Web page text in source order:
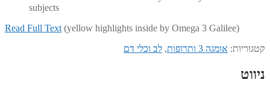
subjects
Read Full Text (yellow highlights inside by Omega 3 Galilee)
קטגוריות: אומגה 3 ותרופות , לב וכלי דם
ניווט